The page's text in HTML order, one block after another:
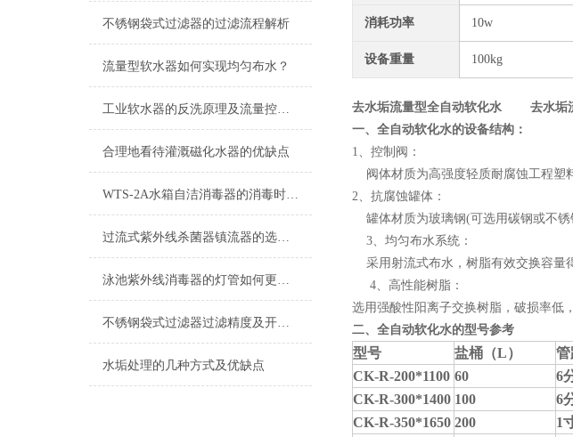
不锈钢袋式过滤器的过滤流程解析
流量型软水器如何实现均匀布水？
工业软水器的反洗原理及流量控制说明
合理地看待灌溉磁化水器的优缺点
WTS-2A水箱自洁消毒器的消毒时段设置
过流式紫外线杀菌器镇流器的选用说明
泳池紫外线消毒器的灯管如何更换呢？
不锈钢袋式过滤器过滤精度及开盖操作指导
水垢处理的几种方式及优缺点
消耗功率 10w
设备重量 100kg
去水垢流量型全自动软化水
去水垢
一、全自动软化水的设备结构：
1、控制阀：
阀体材质为高强度轻质耐腐蚀工程塑
2、抗腐蚀罐体：
罐体材质为玻璃钢(可选用碳钢或不锈
3、均匀布水系统：
采用射流式布水，树脂有效交换容量
4、高性能树脂：
选用强酸性阳离子交换树脂，破损率低
二、全自动软化水的型号参考
型号 盐桶（L） 管
CK-R-200*1100 60 6
CK-R-300*1400 100 6
CK-R-350*1650 200 1